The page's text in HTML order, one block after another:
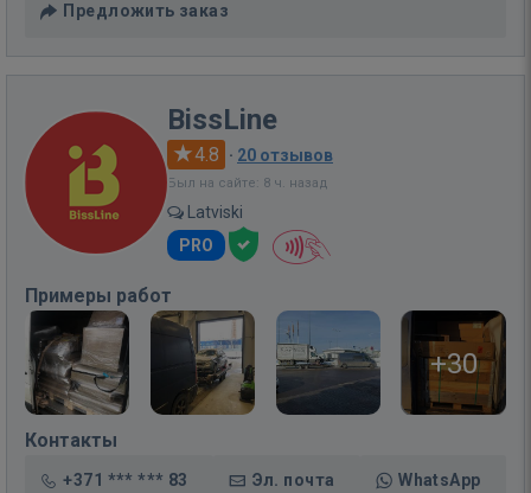
Предложить заказ
BissLine
4.8 · 20 отзывов
Был на сайте: 8 ч. назад
Latviski
PRO
Примеры работ
+30
Контакты
+371 *** *** 83 Эл. почта WhatsApp